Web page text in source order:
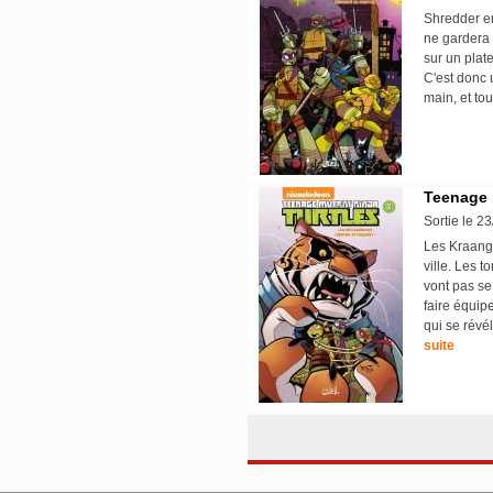
Shredder
ne gardera
sur un
C'est donc
main, et
Sortie le
Les
ville. Les
vont pas
faire
qui se
suite